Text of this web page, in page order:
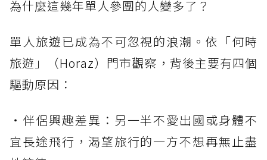
為什麼這幾年單人參團的人變多了？
單人旅遊已成為不可忽視的浪潮。依「何時
旅遊」（Horaz）門市觀察，背後主要有四個
驅動原因：
・伴侶興趣差異：另一半不愛出國或身體不
宜長途飛行，渴望旅行的一方不想再無止盡